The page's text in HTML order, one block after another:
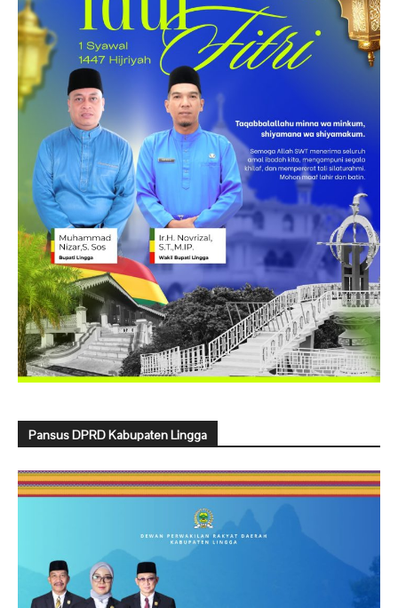
Pansus DPRD Kabupaten Lingga